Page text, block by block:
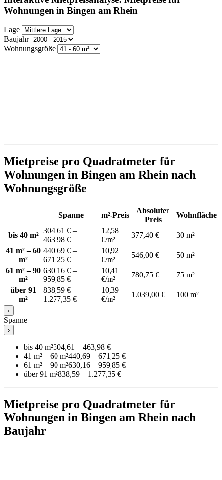
Wohnungen in Bingen am Rhein
Lage
Baujahr
Wohnungsgröße
Mietpreise pro Quadratmeter für
Wohnungen in Bingen am Rhein nach
Wohnungsgröße
Spanne m²-Preis
Absoluter
Preis
Wohnfläche
bis 40 m²
304,61 € –
463,98 €
12,58
€/m²
377,40 €
30 m²
41 m² – 60
m²
440,69 € –
671,25 €
10,92
€/m²
546,00 €
50 m²
61 m² – 90
m²
630,16 € –
959,85 €
10,41
€/m²
780,75 €
75 m²
über 91
m²
838,59 € –
1.277,35 €
10,39
€/m²
1.039,00 € 100 m²
‹
Spanne
›
bis 40 m²304,61 – 463,98 €
41 m² – 60 m²440,69 – 671,25 €
61 m² – 90 m²630,16 – 959,85 €
über 91 m²838,59 – 1.277,35 €
Mietpreise pro Quadratmeter für
Wohnungen in Bingen am Rhein nach
Baujahr